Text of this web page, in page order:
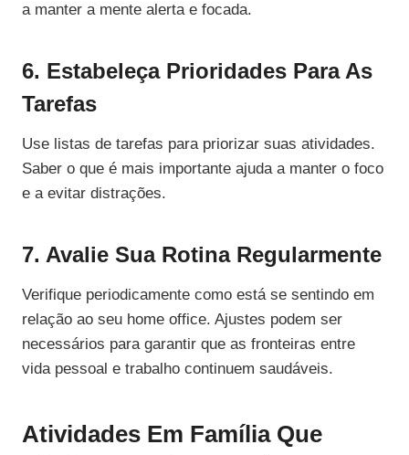
a manter a mente alerta e focada.
6. Estabeleça Prioridades Para As
Tarefas
Use listas de tarefas para priorizar suas atividades.
Saber o que é mais importante ajuda a manter o foco
e a evitar distrações.
7. Avalie Sua Rotina Regularmente
Verifique periodicamente como está se sentindo em
relação ao seu home office. Ajustes podem ser
necessários para garantir que as fronteiras entre
vida pessoal e trabalho continuem saudáveis.
Atividades Em Família Que